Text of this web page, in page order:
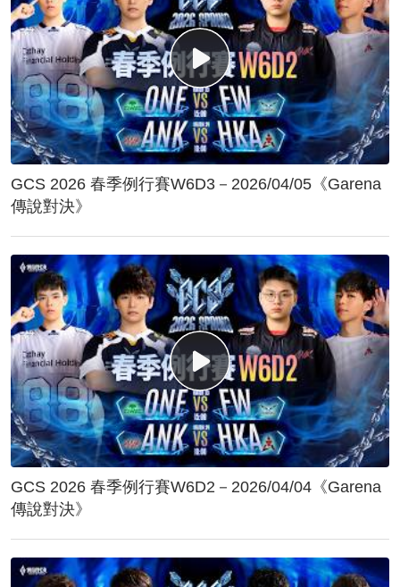
GCS 2026 春季例行賽W6D3－2026/04/05《Garena
傳說對決》
GCS 2026 春季例行賽W6D2－2026/04/04《Garena
傳說對決》